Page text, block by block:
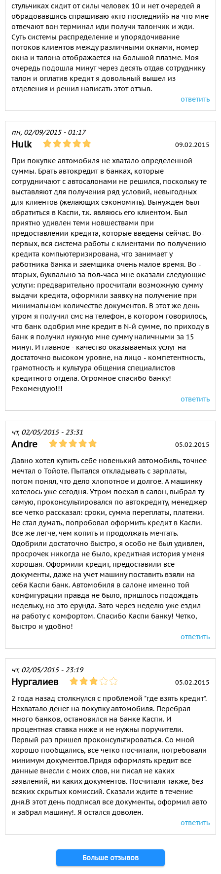
стульчиках сидит от силы человек 10 и нет очередей я
обрадовавшись спрашиваю «кто последний» на что мне
отвечают вон терминал иди получи талончик и жди.
Суть системы распределение и упорядочивание
потоков клиентов между различными окнами, номер
окна и талона отображается на большой плазме. Моя
очередь подошла минут через десять отдав сотруднику
талон и оплатив кредит я довольный вышел из
отделения и решил написать этот отзыв.
ответить
пн, 02/09/2015 - 01:17
Hulk 09.02.2015
При покупке автомобиля не хватало определенной
суммы. Брать автокредит в банках, которые
сотрудничают с автосалонами не решился, поскольку те
выставляют для получения ряд условий, невыгодных
для клиентов (желающих сэкономить). Вынужден был
обратиться в Каспи, т.к. являюсь его клиентом. Был
приятно удивлен теми новшествами при
предоставлении кредита, которые введены сейчас. Во-
первых, вся система работы с клиентами по получению
кредита компьютеризирована, что занимает у
работника банка и заемщика очень малое время. Во -
вторых, буквально за пол-часа мне оказали следующие
услуги: предварительно просчитали возможную сумму
выдачи кредита, оформили заявку на получение при
минимальном количестве документов. В этот же день
утром я получил смс на телефон, в котором говорилось,
что банк одобрил мне кредит в N-й сумме, по приходу в
банк я получил нужную мне сумму наличными за 15
минут. И главное - качество оказываемых услуг на
достаточно высоком уровне, на лицо - компетентность,
грамотность и культура общения специалистов
кредитного отдела. Огромное спасибо банку!
Рекомендую!!!
ответить
чт, 02/05/2015 - 23:31
Andre 05.02.2015
Давно хотел купить себе новенький автомобиль, точнее
мечтал о Тойоте. Пытался откладывать с зарплаты,
потом понял, что дело хлопотное и долгое. А машинку
хотелось уже сегодня. Утром поехал в салон, выбрал ту
самую, проконсультировался по автокредиту, менеджер
все четко рассказал: сроки, сумма переплаты, платежи.
Не стал думать, попробовал оформить кредит в Каспи.
Все же легче, чем копить и продолжать мечтать.
Одобрили достаточно быстро, я особо не был удивлен,
просрочек никогда не было, кредитная история у меня
хорошая. Оформили кредит, предоставили все
документы, даже на учет машину поставить взяли на
себя Каспи банк. Автомобиля в салоне именно той
конфигурации правда не было, пришлось подождать
недельку, но это ерунда. Зато через неделю уже ездил
на работу с комфортом. Спасибо Каспи банку! Четко,
быстро и удобно!
ответить
чт, 02/05/2015 - 23:19
Нургалиев 05.02.2015
2 года назад столкнулся с проблемой "где взять кредит".
Нехватало денег на покупку автомобиля. Перебрал
много банков, остановился на банке Каспи. И
процентная ставка ниже и не нужны поручители.
Первый раз пришел проконсультироваться. Со мной
хорошо пообщались, все четко посчитали, потребовали
минимум документов.Придя оформлять кредит все
данные внесли с моих слов, ни писал не каких
заявлений, ни каких документов. Посчитали также, без
всяких скрытых комиссий. Сказали ждите в течение
дня.В этот день подписал все документы, оформил авто
и забрал машину!. Я остался доволен.
ответить
Больше отзывов